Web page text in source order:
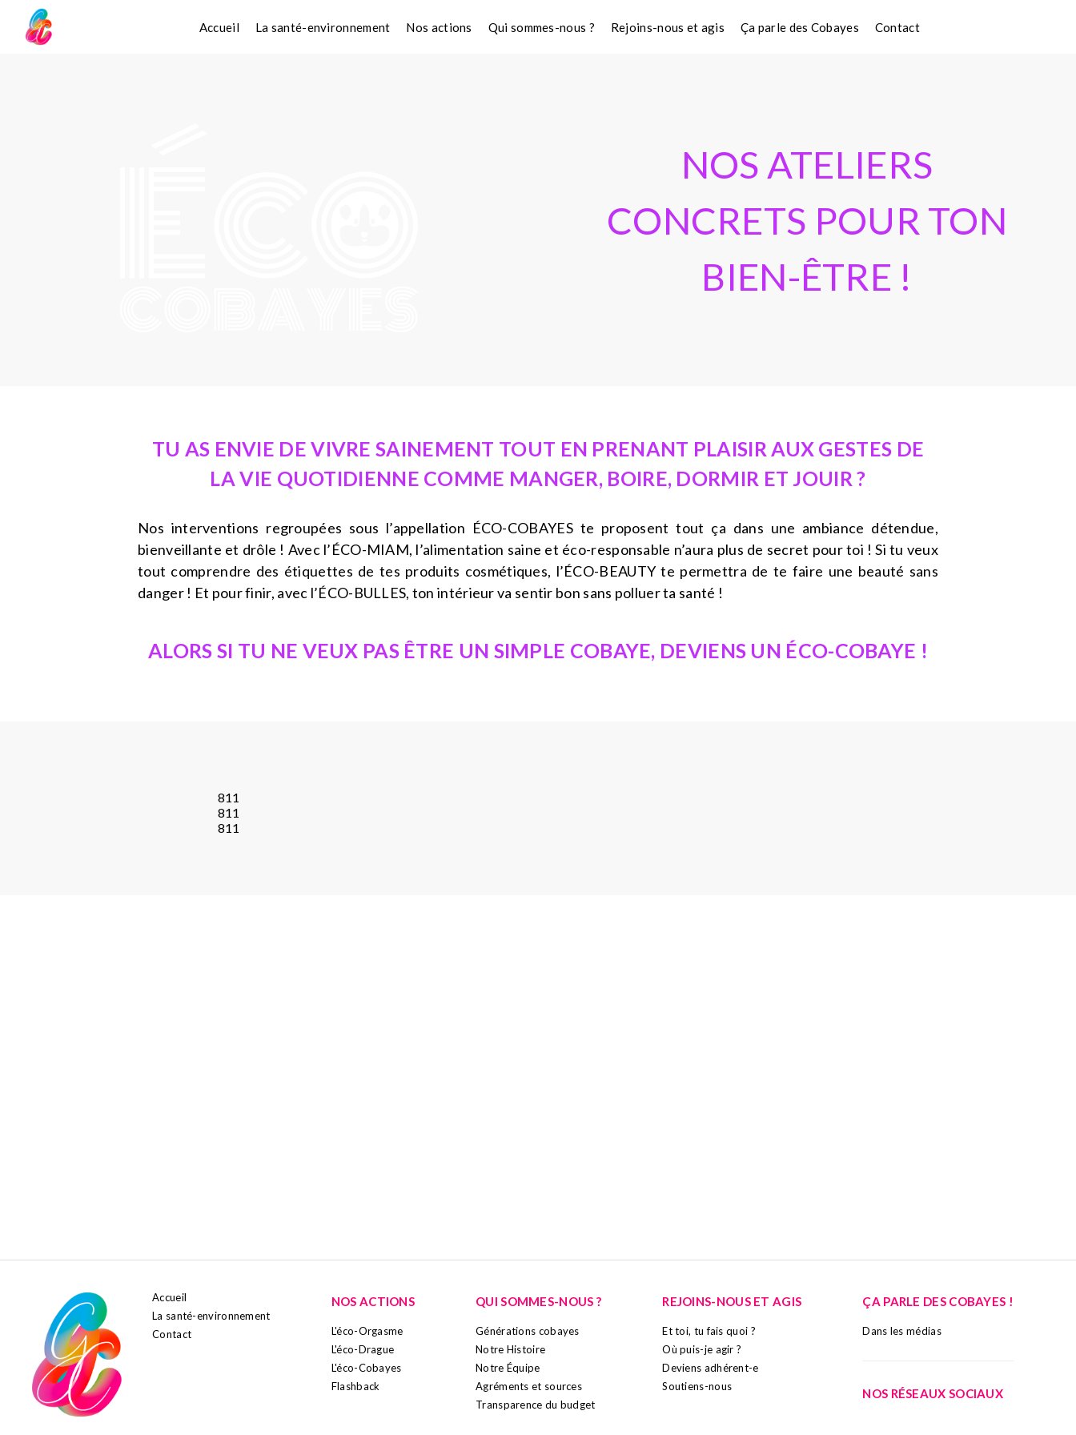
Accueil La santé-environnement Nos actions Qui sommes-nous ? Rejoins-nous et agis Ça parle des Cobayes Contact
NOS ATELIERS
CONCRETS POUR TON
BIEN-ÊTRE !
TU AS ENVIE DE VIVRE SAINEMENT TOUT EN PRENANT PLAISIR AUX GESTES DE
LA VIE QUOTIDIENNE COMME MANGER, BOIRE, DORMIR ET JOUIR ?
Nos interventions regroupées sous l’appellation ÉCO-COBAYES te proposent tout ça dans une ambiance détendue,
bienveillante et drôle ! Avec l’ÉCO-MIAM, l’alimentation saine et éco-responsable n’aura plus de secret pour toi ! Si tu veux
tout comprendre des étiquettes de tes produits cosmétiques, l’ÉCO-BEAUTY te permettra de te faire une beauté sans
danger ! Et pour finir, avec l’ÉCO-BULLES, ton intérieur va sentir bon sans polluer ta santé !
ALORS SI TU NE VEUX PAS ÊTRE UN SIMPLE COBAYE, DEVIENS UN ÉCO-COBAYE !
811
811
811
Accueil
La santé-environnement
Contact
NOS ACTIONS
L'éco-Orgasme
L'éco-Drague
L'éco-Cobayes
Flashback
QUI SOMMES-NOUS ?
Générations cobayes
Notre Histoire
Notre Équipe
Agréments et sources
Transparence du budget
REJOINS-NOUS ET AGIS
Et toi, tu fais quoi ?
Où puis-je agir ?
Deviens adhérent-e
Soutiens-nous
ÇA PARLE DES COBAYES !
Dans les médias
NOS RÉSEAUX SOCIAUX